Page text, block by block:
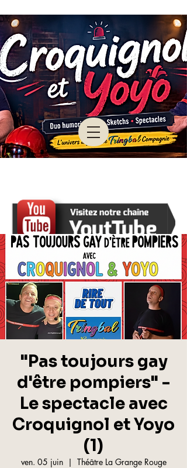
"Pas toujours gay
d'être pompiers" -
Le spectacle avec
Croquignol et Yoyo
(1)
ven. 05 juin
  |
Théâtre La Grange Rouge